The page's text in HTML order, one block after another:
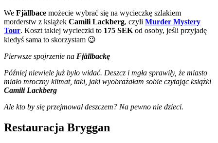
We Fjällbace możecie wybrać się na wycieczkę szlakiem
morderstw z książek Camili Lackberg, czyli Murder Mystery
Tour. Koszt takiej wycieczki to 175 SEK od osoby, jeśli przyjadę
kiedyś sama to skorzystam 😉
Pierwsze spojrzenie na Fjällbackę
Później niewiele już było widać. Deszcz i mgła sprawiły, że miasto
miało mroczny klimat, taki, jaki wyobrażałam sobie czytając książki
Camili Lackberg
Ale kto by się przejmował deszczem? Na pewno nie dzieci.
Restauracja Bryggan